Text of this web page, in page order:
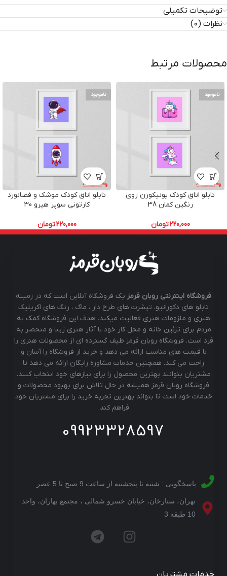
توضیحات تکمیلی
نظرات (0)
محصولات مرتبط
ناموجود
تابلو اتاق کودک یونیکورن روی
رنگین کمان 38
220,000تومان
ناموجود
تابلو اتاق کودک موشک و فضانورد
کارتونی سوپر هیرو 30
220,000تومان
فروشگاه اینترنتی روبان قرمز یک فروشگاه آنلاین است که در زمینه
تابلو های دکوراتیو، تیشرت های طرح دار ، ماگ ، رنگ های اکریلیک
هنری و ملزومات هنری فعالیت میکند. هدف این فروشگاه کمک به
مردم برای تزئین خانه و محل کار خود با آثار هنری زیبا و منحصر به
فرد است. فروشگاه روبان قرمز طیف گسترده ای از محصولات هنری را
با قیمت های مناسب ارائه می دهد و خرید از فروشگاه را آسان و
راحت می کند. همچنین خدمات مشاوره رایگان ارائه می دهد تا
مشتریان بتوانند بهترین محصول را برای نیازهای خود انتخاب کنند.
فروشگاه روبان قرمز همیشه در حال تلاش برای بهبود محصولات و
خدمات خود است تا بتواند بهترین تجربه خرید را برای مشتریان خود
فراهم کند.
09923328597
پاسخگویی : شنبه تا پنجشنبه از ساعت 9 صبح تا 5 عصر
تهران، ستارخان، خیابان خسرو شمالی ، مجتمع بهاران، واحد
10 طبقه 3